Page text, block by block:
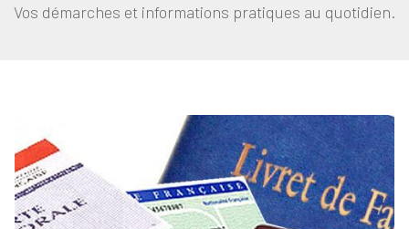
Vos démarches et informations pratiques au quotidien.